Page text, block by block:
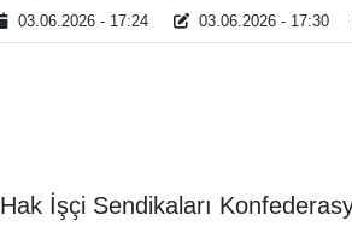
03.06.2026 - 17:24 03.06.2026 - 17:30
Hak İşçi Sendikaları